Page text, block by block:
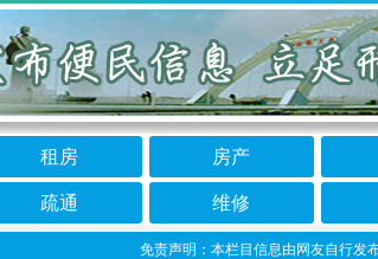
租房 房产
疏通 维修
免责声明：本栏目信息由网友自行发布